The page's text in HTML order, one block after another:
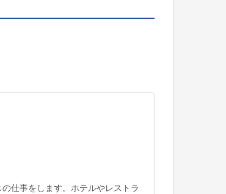
仕事をします。ホテルやレストラ